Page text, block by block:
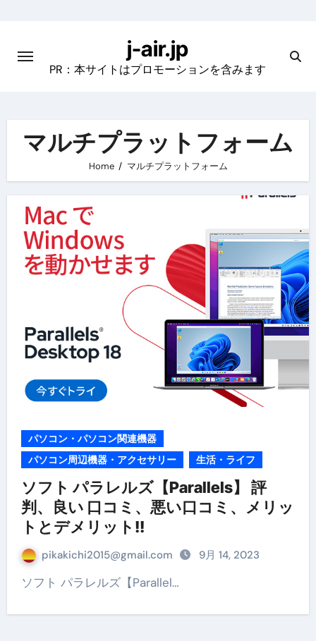
content
j-air.jp
PR：本サイトはプロモーションを含みます
マルチプラットフォーム
Home マルチプラットフォーム
パソコン・パソコン関連機器
パソコン周辺機器・アクセサリー
生活・ライフ
ソフト パラレルズ【Parallels】 評
判、良い 口コミ、悪い口コミ、メリッ
トとデメリット!!
pikakichi2015@gmail.com 9月 14, 2023
ソフト パラレルズ【Parallel…